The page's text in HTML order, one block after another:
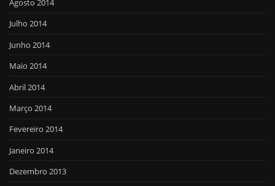
Agosto 2014
Julho 2014
Junho 2014
Maio 2014
Abril 2014
Março 2014
Fevereiro 2014
Janeiro 2014
Dezembro 2013